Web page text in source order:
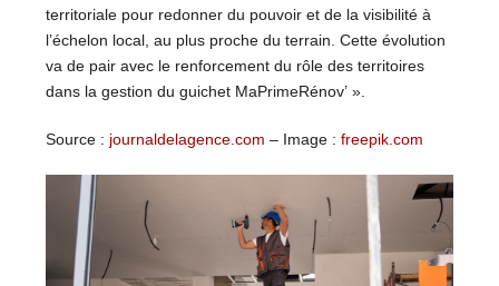
territoriale pour redonner du pouvoir et de la visibilité à
l’échelon local, au plus proche du terrain. Cette évolution
va de pair avec le renforcement du rôle des territoires
dans la gestion du guichet MaPrimeRénov’ ».
Source : journaldelagence.com – Image : freepik.com